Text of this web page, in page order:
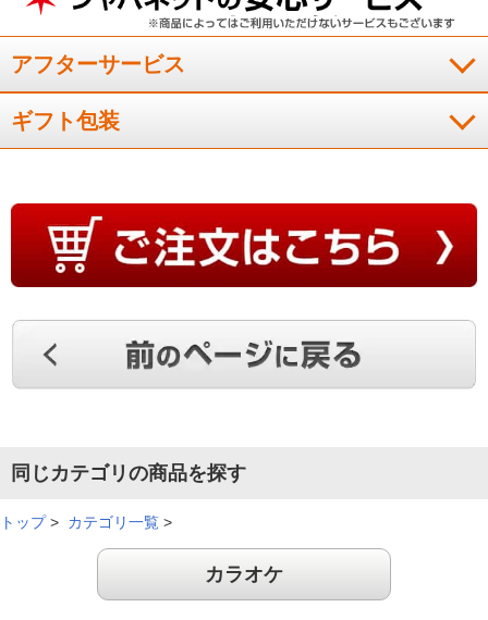
アフターサービス
ギフト包装
同じカテゴリの商品を探す
トップ> カテゴリ一覧 >
カラオケ